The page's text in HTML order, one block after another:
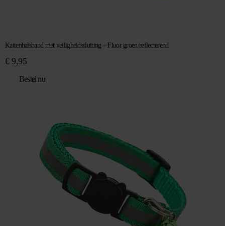
Kattenhalsband met veiligheidssluiting – Fluor groen/reflecterend
€9,95
Bestel nu